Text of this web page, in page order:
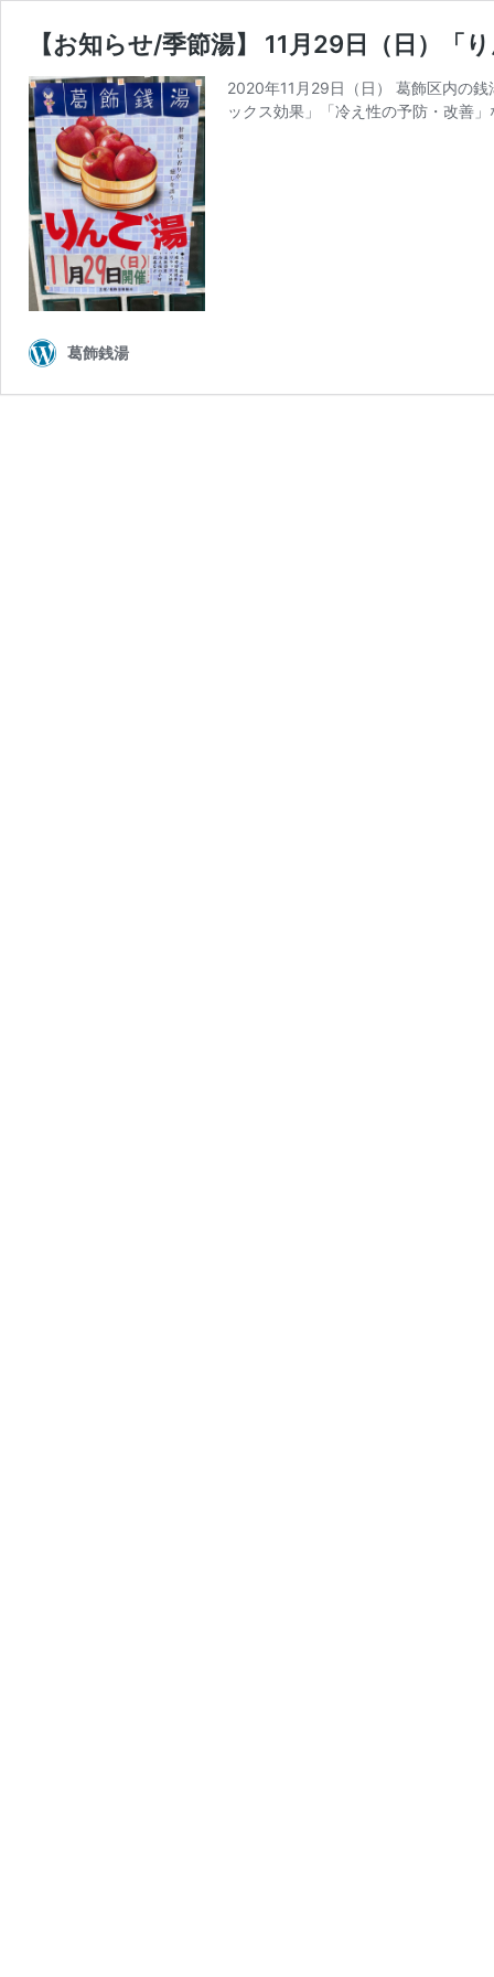
【お知らせ/季節湯】 11月29日（日）「
2020年11月29日（日） 葛飾区内の
ックス効果」「冷え性の予防・改善
葛飾銭湯